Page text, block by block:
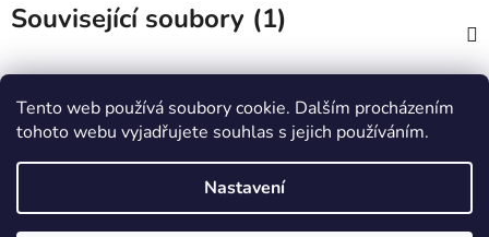
Tento web používá soubory cookie. Dalším procházením
tohoto webu vyjadřujete souhlas s jejich používáním.
Nastavení
Související soubory (1)
Heureka.cz